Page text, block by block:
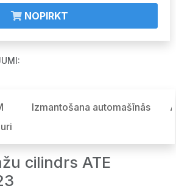
NOPIRKT
Izmantošana automašīnās
cilindrs ATE